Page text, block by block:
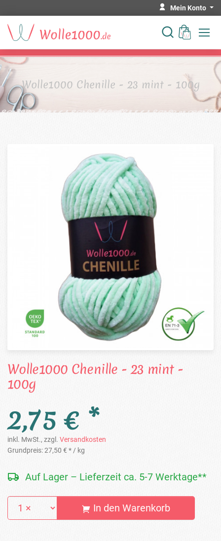
Mein Konto
Wolle1000 Chenille - 23 mint - 100g
Wolle1000 Chenille - 23 mint -
100g
2,75 € *
inkl. MwSt., zzgl. Versandkosten
Grundpreis:27,50 € * / kg
Auf Lager – Lieferzeit ca. 5-7 Werktage**
In den Warenkorb